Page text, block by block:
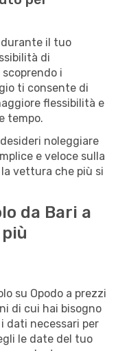
il tuo
di
i
ti consente di
flessibilità e
tempo.
noleggiare
e veloce sulla
vettura che più si
da Bari a
su Opodo a prezzi
di cui hai bisogno
dati necessari per
le date del tuo